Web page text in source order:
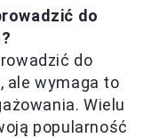
do
do
ale wymaga to
Wielu
popularność